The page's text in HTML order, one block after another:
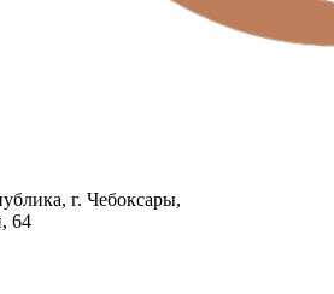
г. Чебоксары,
64